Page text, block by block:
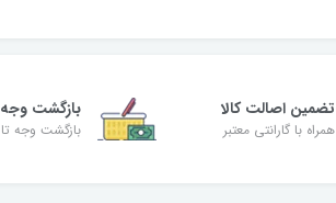
تضمین اصالت کالا
همراه با گارانتی معتبر
بازگشت وجه
بازگشت وجه تا ۷ روز